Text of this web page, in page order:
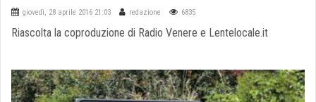
giovedì, 28 aprile 2016 21:03 redazione 6835
Riascolta la coproduzione di Radio Venere e Lentelocale.it